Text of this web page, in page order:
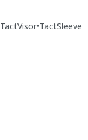
TactVisor•TactSleeve